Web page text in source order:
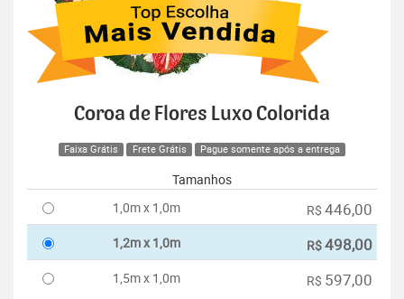
Coroa de Flores Luxo Colorida
Faixa Grátis Frete Grátis Pague somente após a entrega
Tamanhos
1,0m x 1,0m
R$ 446,00
1,2m x 1,0m R$498,00
1,5m x 1,0m R$ 597,00